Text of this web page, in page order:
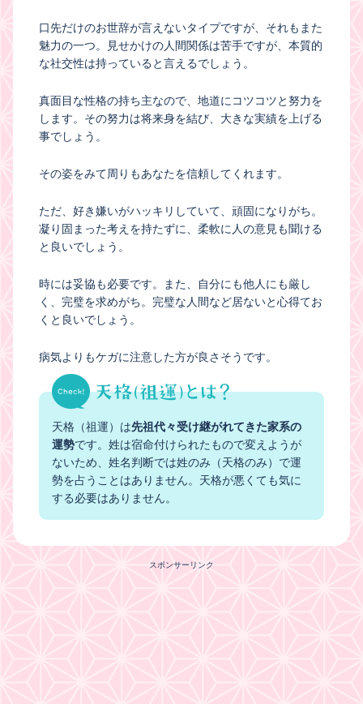
口先だけのお世辞が言えないタイプですが、それもまた
魅力の一つ。見せかけの人間関係は苦手ですが、本質的
な社交性は持っていると言えるでしょう。
真面目な性格の持ち主なので、地道にコツコツと努力を
します。その努力は将来身を結び、大きな実績を上げる
事でしょう。
その姿をみて周りもあなたを信頼してくれます。
ただ、好き嫌いがハッキリしていて、頑固になりがち。
凝り固まった考えを持たずに、柔軟に人の意見も聞ける
と良いでしょう。
時には妥協も必要です。また、自分にも他人にも厳し
く、完璧を求めがち。完璧な人間など居ないと心得てお
くと良いでしょう。
病気よりもケガに注意した方が良さそうです。
天格（祖運）は先祖代々受け継がれてきた家系の
運勢です。姓は宿命付けられたもので変えようが
ないため、姓名判断では姓のみ（天格のみ）で運
勢を占うことはありません。天格が悪くても気に
する必要はありません。
スポンサーリンク